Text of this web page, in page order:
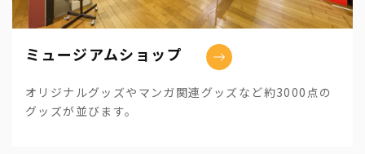
ミュージアムショップ
オリジナルグッズやマンガ関連グッズなど約3000点の
グッズが並びます。